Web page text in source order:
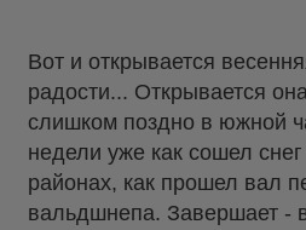
Вот и открывается
радости... Открывается
слишком поздно в южной
недели уже как сошел
районах, как прошел вал
вальдшнепа. Завершает -